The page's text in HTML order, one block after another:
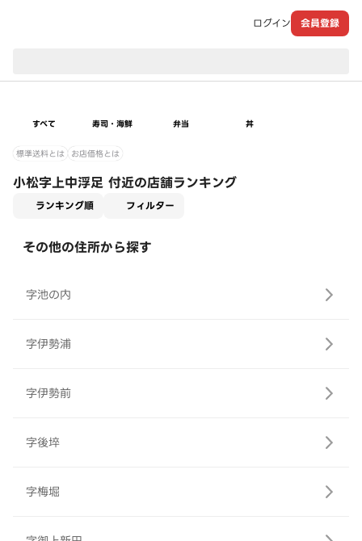
ログイン 会員登録
すべて 寿司・海鮮 弁当 丼
標準送料とは お店価格とは
小松字上中浮足 付近の店舗ランキング
ランキング順 フィルター
その他の住所から探す
字池の内
字伊勢浦
字伊勢前
字後埣
字梅堀